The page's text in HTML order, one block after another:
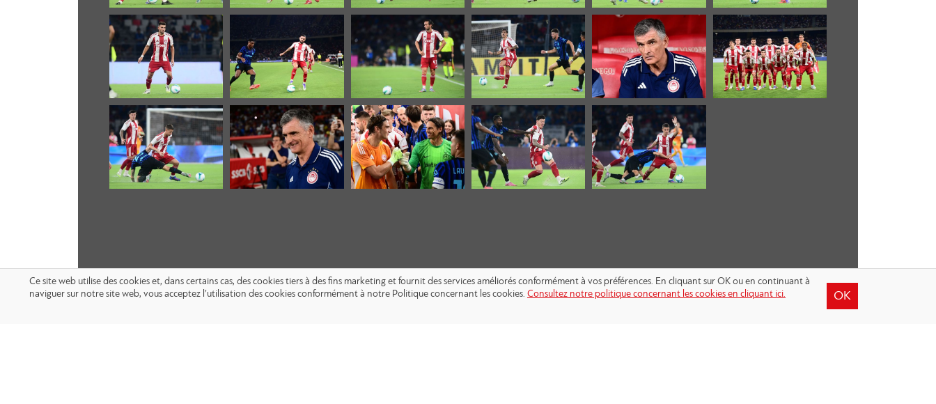
Ce site web utilise des cookies et, dans certains cas, des cookies tiers à des fins marketing et fournit des services améliorés conformément à vos préférences. En cliquant sur OK ou en continuant à
naviguer sur notre site web, vous acceptez l’utilisation des cookies conformément à notre Politique concernant les cookies. Consultez notre politique concernant les cookies en cliquant ici. OK